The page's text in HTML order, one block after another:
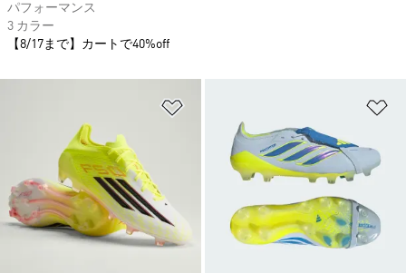
パフォーマンス
3 カラー
【8/17まで】カートで40%off